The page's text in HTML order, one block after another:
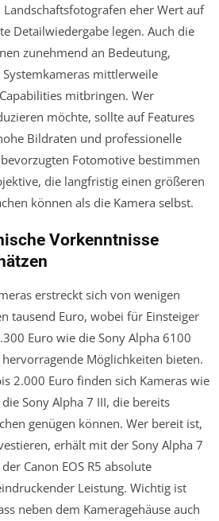
eher Wert auf
Detailwiedergabe legen. Auch die
zunehmend an Bedeutung,
mittlerweile
mitbringen. Wer
möchte, sollte auf Features
Bildraten und professionelle
Fotomotive bestimmen
die langfristig einen größeren
können als die Kamera selbst.
Vorkenntnisse
erstreckt sich von wenigen
tausend Euro, wobei für Einsteiger
Euro wie die Sony Alpha 6100
hervorragende Möglichkeiten bieten.
2.000 Euro finden sich Kameras wie
Sony Alpha 7 III, die bereits
genügen können. Wer bereit ist,
erhält mit der Sony Alpha 7
Canon EOS R5 absolute
Leistung. Wichtig ist
neben dem Kameragehäuse auch